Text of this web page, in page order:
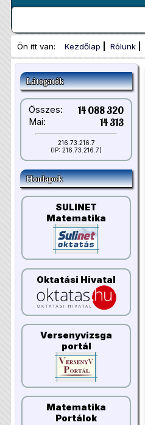
Ön itt van: Kezdőlap Rólunk
Látogatók
Összes: 14 088 320
Mai: 14 313
216.73.216.7
(IP: 216.73.216.7)
Honlapok
SULINET
Matematika
Oktatási Hivatal
Versenyvizsga
portál
Matematika
Portálok